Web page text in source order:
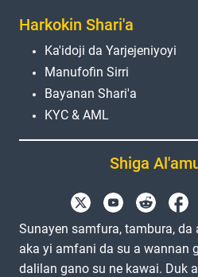
Harkokin Shari'a
Ka'idoji da Yarjejeniyoyi
Manufofin Sirri
Bayanan Shari'a
KYC & AML
Shiga
Sunayen samfura, tambura,
aka yi amfani da su a wannan
dalilan gano su ne kawai. Duk